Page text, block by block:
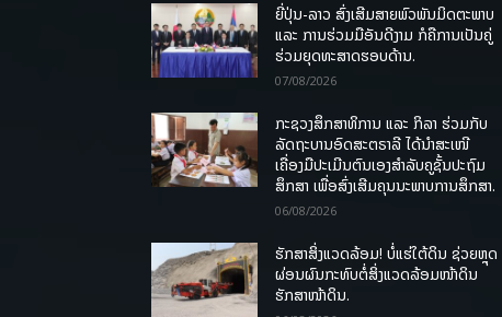
ຍີ່ປຸ່ນ-ລາວ ສົ່ງເສີມສາຍພົວພັນມິດຕະພາບ
ແລະ ການຮ່ວມມືອັນດີງາມ ກໍຄືການເປັນຄູ່
ຮ່ວມຍຸດທະສາດຮອບດ້ານ.
07/08/2026
ກະຊວງສຶກສາທິການ ແລະ ກິລາ ຮ່ວມກັບ
ລັດຖະບານອົດສະຕຣາລີ ໄດ້ນຳສະເໜີ
ເຄື່ອງມືປະເມີນຕົນເອງສຳລັບຄູຊັ້ນປະຖົມ
ສຶກສາ ເພື່ອສົ່ງເສີມຄຸນນະພາບການສຶກສາ.
06/08/2026
ຮັກສາສິ່ງແວດລ້ອມ! ບໍ່ແຮ່ໃຕ້ດິນ ຊ່ວຍຫຼຸດ
ຜ່ອນຜົນກະທົບຕໍ່ສິ່ງແວດລ້ອມໜ້າດິນ
ຮັກສາໜ້າດິນ.